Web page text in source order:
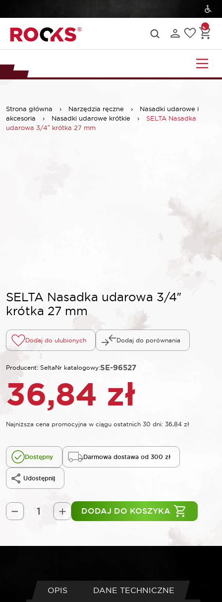
Strona główna › Narzędzia ręczne ›
Nasadki udarowe i
akcesoria
› Nasadki udarowe krótkie ›
SELTA Nasadka
udarowa 3/4″ krótka 27 mm
SELTA Nasadka udarowa 3/4″
krótka 27 mm
Dodaj do ulubionych Dodaj do porównania
Producent: SeltaNr katalogowy:SE-96527
36,84 zł
Najniższa cena promocyjna w ciągu ostatnich 30 dni: 36,84 zł
Dostępny Darmowa dostawa od 300 zł
Udostępnij
ilość
DODAJ DO KOSZYKA
OPIS
DANE TECHNICZNE